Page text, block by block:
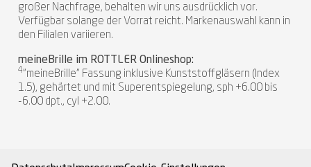
großer Nachfrage, behalten wir uns ausdrücklich vor.
Verfügbar solange der Vorrat reicht. Markenauswahl kann in
den Filialen variieren.
meineBrille im ROTTLER Onlineshop:
4"meineBrille" Fassung inklusive Kunststoffgläsern (Index
1.5), gehärtet und mit Superentspiegelung, sph +6.00 bis
-6.00 dpt., cyl +2.00.